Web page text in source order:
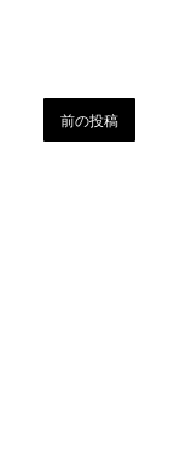
前の投稿